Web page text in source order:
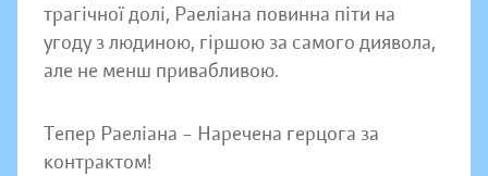
трагічної долі, Раеліана повинна піти на
угоду з людиною, гіршою за самого диявола,
але не менш привабливою.
Тепер Раеліана – Наречена герцога за
контрактом!